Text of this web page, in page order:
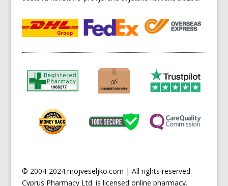
© 2004-2024 mojveseljko.com | All rights reserved.
Cyprus Pharmacy Ltd. is licensed online pharmacy.